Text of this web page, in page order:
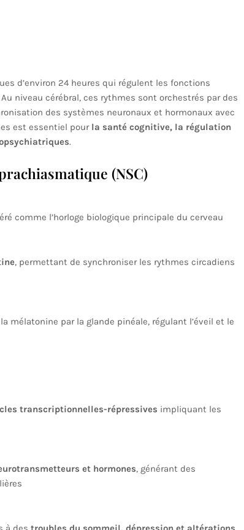
d’environ 24 heures qui régulent les fonctions
niveau cérébral, ces rythmes sont orchestrés par des
des systèmes neuronaux et hormonaux avec
est essentiel pour la santé cognitive, la régulation
.
(NSC)
comme l’horloge biologique principale du cerveau
, permettant de synchroniser les rythmes circadiens
mélatonine par la glande pinéale, régulant l’éveil et le
transcriptionnelles-répressives impliquant les
et hormones, générant des